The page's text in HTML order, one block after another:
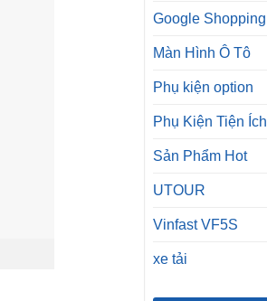
Google Shopping
Màn Hình Ô Tô
Phụ kiện option
Phụ Kiện Tiện Ích
Sản Phẩm Hot
UTOUR
Vinfast VF5S
xe tải